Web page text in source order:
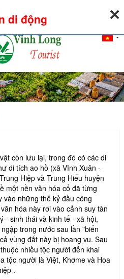
Đăng nhập
còn lưu lại, trong đó có các di
di tích ao hồ (xã Vĩnh Xuân -
Hiệp và Trung Hiếu huyện
một nền văn hóa cổ đã từng
vào những thế kỷ đầu công
hóa này rơi vào cảnh suy tàn
- sinh thái và kinh tế - xã hội,
trong nước sau lần "biển
vùng đất này bị hoang vu. Sau
nhiều tộc người đến khai
tộc người là Việt, Khơme và Hoa
.
di động